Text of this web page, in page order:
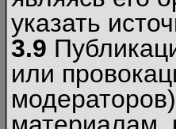
указать
3.9
или